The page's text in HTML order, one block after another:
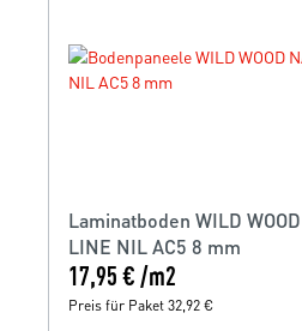
Laminatboden WILD
LINE NIL AC5 8 mm
17,95 € /m2
Preis für Paket 32,92 €